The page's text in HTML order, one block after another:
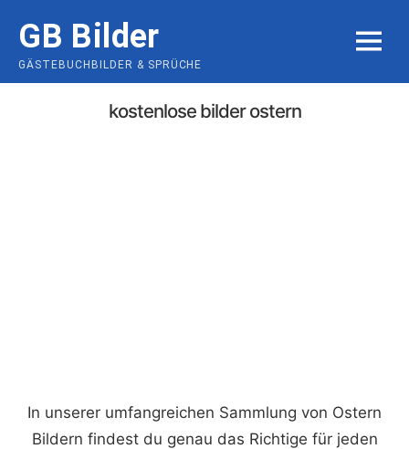
content
GB Bilder
GÄSTEBUCHBILDER & SPRÜCHE
MENU
kostenlose bilder ostern
In unserer umfangreichen Sammlung von Ostern
Bildern findest du genau das Richtige für jeden